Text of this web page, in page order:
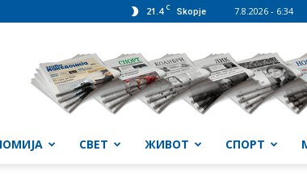
21.4 C Skopje 7.8.2026 - 6:34
СВЕТ ЖИВОТ СПОРТ